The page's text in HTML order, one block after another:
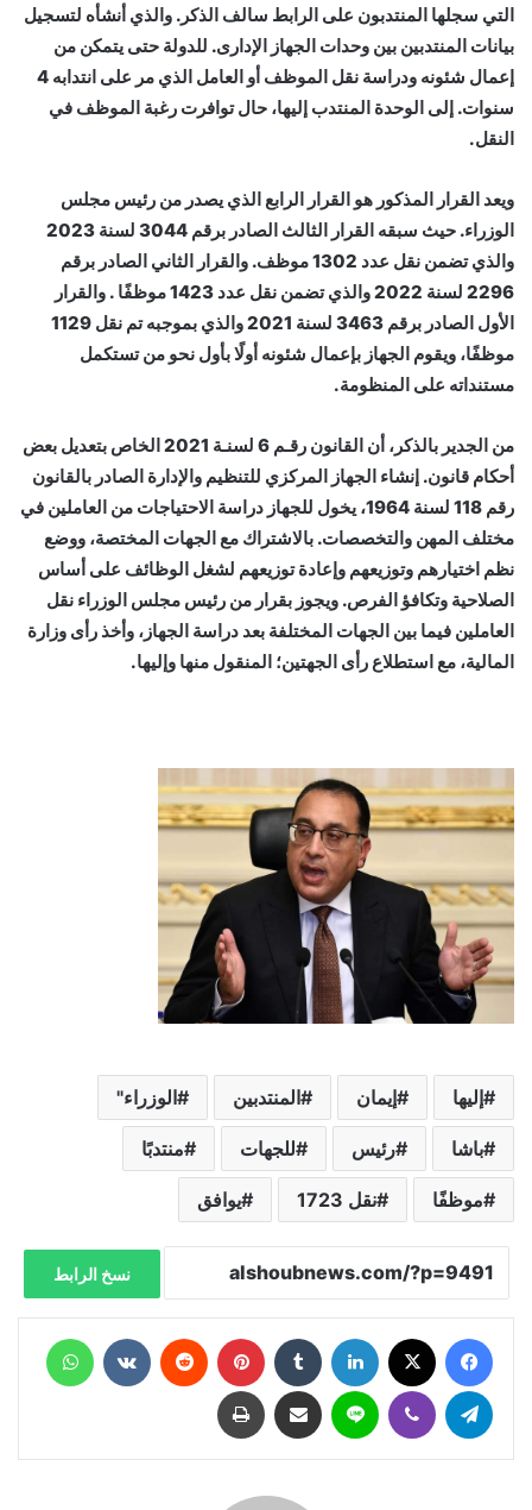
التي سجلها المنتدبون على الرابط سالف الذكر. والذي أنشأه لتسجيل
بيانات المنتدبين بين وحدات الجهاز الإدارى. للدولة حتى يتمكن من
إعمال شئونه ودراسة نقل الموظف أو العامل الذي مر على انتدابه 4
سنوات. إلى الوحدة المنتدب إليها، حال توافرت رغبة الموظف في
النقل.
ويعد القرار المذكور هو القرار الرابع الذي يصدر من رئيس مجلس
الوزراء. حيث سبقه القرار الثالث الصادر برقم 3044 لسنة 2023
والذي تضمن نقل عدد 1302 موظف. والقرار الثاني الصادر برقم
2296 لسنة 2022 والذي تضمن نقل عدد 1423 موظفًا . والقرار
الأول الصادر برقم 3463 لسنة 2021 والذي بموجبه تم نقل 1129
موظفًا، ويقوم الجهاز بإعمال شئونه أولًا بأول نحو من تستكمل
مستنداته على المنظومة.
من الجدير بالذكر، أن القانون رقـم 6 لسنـة 2021 الخاص بتعديل بعض
أحكام قانون. إنشاء الجهاز المركزي للتنظيم والإدارة الصادر بالقانون
رقم 118 لسنة 1964، يخول للجهاز دراسة الاحتياجات من العاملين في
مختلف المهن والتخصصات. بالاشتراك مع الجهات المختصة، ووضع
نظم اختيارهم وتوزيعهم وإعادة توزيعهم لشغل الوظائف على أساس
الصلاحية وتكافؤ الفرص. ويجوز بقرار من رئيس مجلس الوزراء نقل
العاملين فيما بين الجهات المختلفة بعد دراسة الجهاز، وأخذ رأى وزارة
المالية، مع استطلاع رأى الجهتين؛ المنقول منها وإليها.
إليها إيمان المنتدبين الوزراء"
باشا رئيس للجهات منتدبًا
موظفًا نقل 1723 يوافق
نسخ الرابط